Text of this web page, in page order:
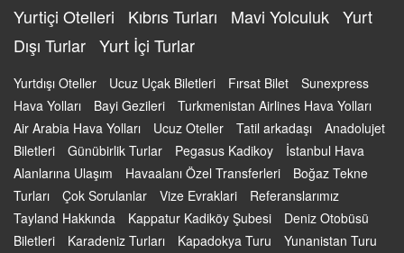
Yurtiçi Otelleri Kıbrıs Turları Mavi Yolculuk Yurt
Dışı Turlar Yurt İçi Turlar
Yurtdışı Oteller Ucuz Uçak Biletleri Fırsat Bilet
Sunexpress
Hava Yolları
Bayi Gezileri
Turkmenistan Airlines Hava Yolları
Air Arabia Hava Yolları
Ucuz Oteller Tatil arkadaşı
Anadolujet
Biletleri
Günübirlik Turlar Pegasus Kadikoy
İstanbul Hava
Alanlarına Ulaşım
Havaalanı Özel Transferleri
Boğaz Tekne
Turları
Çok Sorulanlar Vize Evraklari
Referanslarımız
Tayland Hakkında
Kappatur Kadiköy Şubesi
Deniz Otobüsü
Biletleri
Karadeniz Turları Kapadokya Turu
Yunanistan Turu